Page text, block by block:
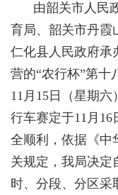
由韶关市人民
育局、韶关市丹霞
仁化县人民政府承
营的“农行杯”第十
11月15日（星期六
行车赛定于11月
全顺利，依据《中
关规定，我局决定
时、分段、分区采